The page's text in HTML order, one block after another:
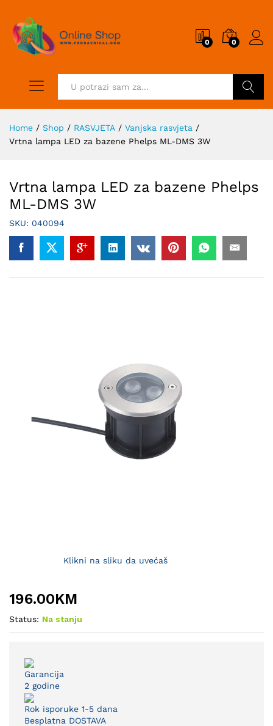
0 0
Home / Shop / RASVJETA / Vanjska rasvjeta /
Vrtna lampa LED za bazene Phelps ML-DMS 3W
Vrtna lampa LED za bazene Phelps
ML-DMS 3W
SKU: 040094
Klikni na sliku da uvećaš
196.00KM
Status: Na stanju
Garancija
2 godine
Rok isporuke 1-5 dana
Besplatna DOSTAVA